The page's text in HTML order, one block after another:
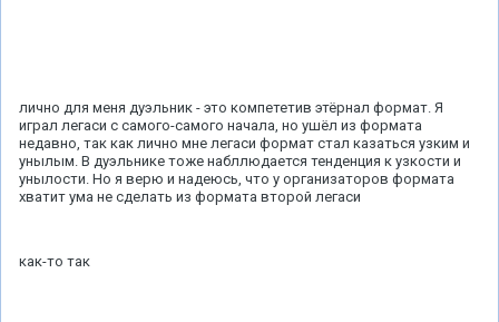
лично для меня дуэльник - это компететив этёрнал формат. Я
играл легаси с самого-самого начала, но ушёл из формата
недавно, так как лично мне легаси формат стал казаться узким и
унылым. В дуэльнике тоже набллюдается тенденция к узкости и
унылости. Но я верю и надеюсь, что у организаторов формата
хватит ума не сделать из формата второй легаси
как-то так